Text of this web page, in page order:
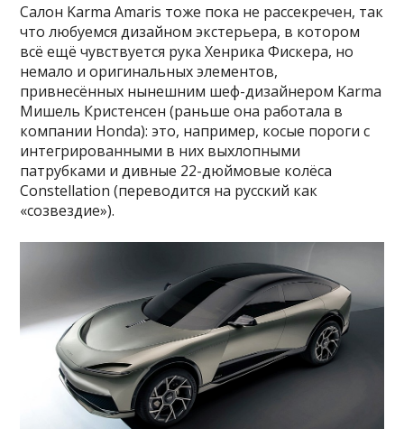
Салон Karma Amaris тоже пока не рассекречен, так
что любуемся дизайном экстерьера, в котором
всё ещё чувствуется рука Хенрика Фискера, но
немало и оригинальных элементов,
привнесённых нынешним шеф-дизайнером Karma
Мишель Кристенсен (раньше она работала в
компании Honda): это, например, косые пороги с
интегрированными в них выхлопными
патрубками и дивные 22-дюймовые колёса
Constellation (переводится на русский как
«созвездие»).